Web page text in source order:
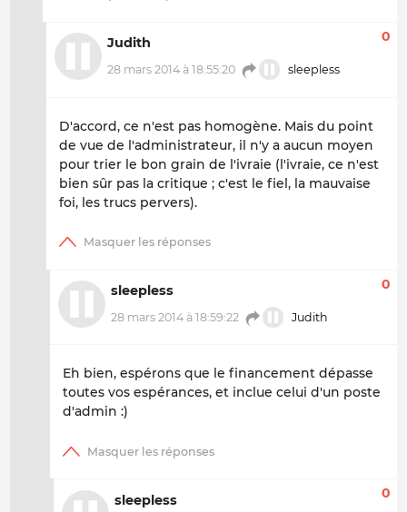
Judith
28 mars 2014 à 18:55:20 sleepless
0
D'accord, ce n'est pas homogène. Mais du point
de vue de l'administrateur, il n'y a aucun moyen
pour trier le bon grain de l'ivraie (l'ivraie, ce n'est
bien sûr pas la critique ; c'est le fiel, la mauvaise
foi, les trucs pervers).
sleepless
28 mars 2014 à 18:59:22 Judith
0
Eh bien, espérons que le financement dépasse
toutes vos espérances, et inclue celui d'un poste
d'admin :)
sleepless 0